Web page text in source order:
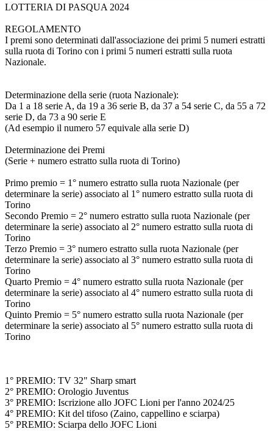
LOTTERIA DI PASQUA 2024
REGOLAMENTO
I premi sono determinati dall'associazione dei primi 5 numeri estratti
sulla ruota di Torino con i primi 5 numeri estratti sulla ruota
Nazionale.
Determinazione della serie (ruota Nazionale):
Da 1 a 18 serie A, da 19 a 36 serie B, da 37 a 54 serie C, da 55 a 72
serie D, da 73 a 90 serie E
(Ad esempio il numero 57 equivale alla serie D)
Determinazione dei Premi
(Serie + numero estratto sulla ruota di Torino)
Primo premio = 1° numero estratto sulla ruota Nazionale (per
determinare la serie) associato al 1° numero estratto sulla ruota di
Torino
Secondo Premio = 2° numero estratto sulla ruota Nazionale (per
determinare la serie) associato al 2° numero estratto sulla ruota di
Torino
Terzo Premio = 3° numero estratto sulla ruota Nazionale (per
determinare la serie) associato al 3° numero estratto sulla ruota di
Torino
Quarto Premio = 4° numero estratto sulla ruota Nazionale (per
determinare la serie) associato al 4° numero estratto sulla ruota di
Torino
Quinto Premio = 5° numero estratto sulla ruota Nazionale (per
determinare la serie) associato al 5° numero estratto sulla ruota di
Torino
1° PREMIO: TV 32" Sharp smart
2° PREMIO: Orologio Juventus
3° PREMIO: Iscrizione allo JOFC Lioni per l'anno 2024/25
4° PREMIO: Kit del tifoso (Zaino, cappellino e sciarpa)
5° PREMIO: Sciarpa dello JOFC Lioni